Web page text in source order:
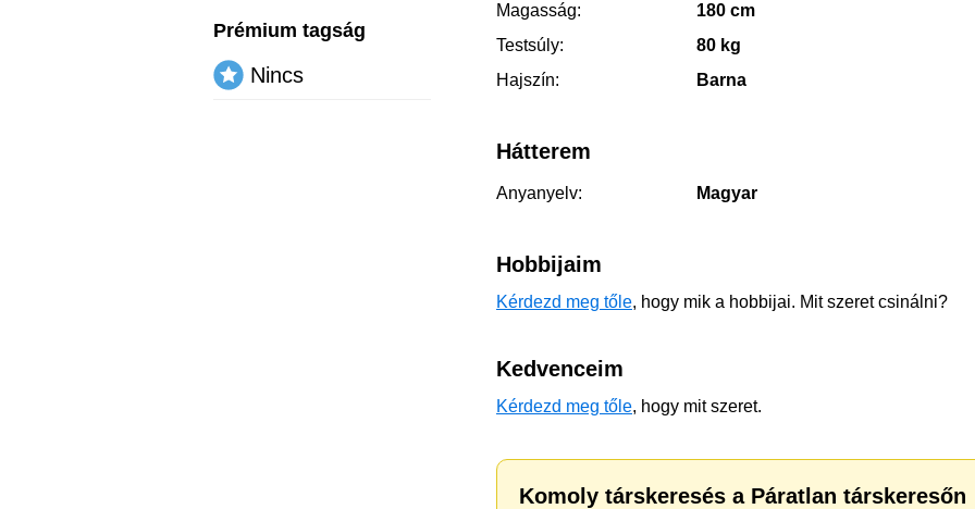
Magasság:
180 cm
Testsúly:
80 kg
Hajszín:
Barna
Hátterem
Anyanyelv: Magyar
Hobbijaim
Kérdezd meg tőle, hogy mik a hobbijai. Mit szeret csinálni?
Kedvenceim
Kérdezd meg tőle, hogy mit szeret.
Komoly társkeresés a Páratlan társkeresőn
Prémium tagság
Nincs